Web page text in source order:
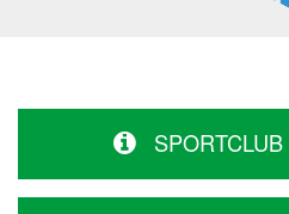
SPORTCLUB